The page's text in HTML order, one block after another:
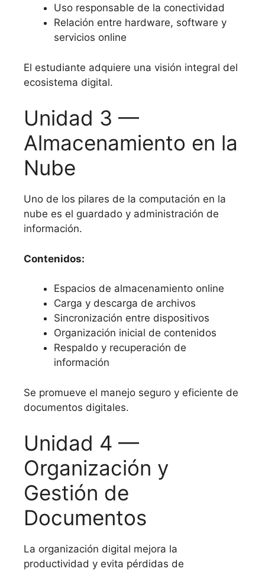
Uso responsable de la conectividad
Relación entre hardware, software y
servicios online
El estudiante adquiere una visión integral del
ecosistema digital.
Unidad 3 —
Almacenamiento en la
Nube
Uno de los pilares de la computación en la
nube es el guardado y administración de
información.
Contenidos:
Espacios de almacenamiento online
Carga y descarga de archivos
Sincronización entre dispositivos
Organización inicial de contenidos
Respaldo y recuperación de
información
Se promueve el manejo seguro y eficiente de
documentos digitales.
Unidad 4 —
Organización y
Gestión de
Documentos
La organización digital mejora la
productividad y evita pérdidas de